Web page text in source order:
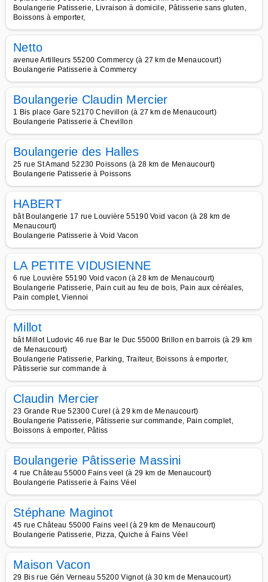
Boulangerie Patisserie, Livraison à domicile, Pâtisserie sans gluten,
Boissons à emporter,
Netto
avenue Artilleurs 55200 Commercy (à 27 km de Menaucourt)
Boulangerie Patisserie à Commercy
Boulangerie Claudin Mercier
1 Bis place Gare 52170 Chevillon (à 27 km de Menaucourt)
Boulangerie Patisserie à Chevillon
Boulangerie des Halles
25 rue St Amand 52230 Poissons (à 28 km de Menaucourt)
Boulangerie Patisserie à Poissons
HABERT
bât Boulangerie 17 rue Louvière 55190 Void vacon (à 28 km de
Menaucourt)
Boulangerie Patisserie à Void Vacon
LA PETITE VIDUSIENNE
6 rue Louvière 55190 Void vacon (à 28 km de Menaucourt)
Boulangerie Patisserie, Pain cuit au feu de bois, Pain aux céréales,
Pain complet, Viennoi
Millot
bât Millot Ludovic 46 rue Bar le Duc 55000 Brillon en barrois (à 29 km
de Menaucourt)
Boulangerie Patisserie, Parking, Traiteur, Boissons à emporter,
Pâtisserie sur commande à
Claudin Mercier
23 Grande Rue 52300 Curel (à 29 km de Menaucourt)
Boulangerie Patisserie, Pâtisserie sur commande, Pain complet,
Boissons à emporter, Pâtiss
Boulangerie Pâtisserie Massini
4 rue Château 55000 Fains veel (à 29 km de Menaucourt)
Boulangerie Patisserie à Fains Véel
Stéphane Maginot
45 rue Château 55000 Fains veel (à 29 km de Menaucourt)
Boulangerie Patisserie, Pizza, Quiche à Fains Véel
Maison Vacon
29 Bis rue Gén Verneau 55200 Vignot (à 30 km de Menaucourt)